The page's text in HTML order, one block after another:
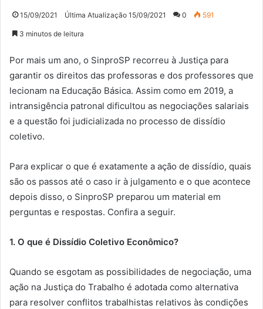
15/09/2021 Última Atualização 15/09/2021 0 591
3 minutos de leitura
Por mais um ano, o SinproSP recorreu à Justiça para
garantir os direitos das professoras e dos professores que
lecionam na Educação Básica. Assim como em 2019, a
intransigência patronal dificultou as negociações salariais
e a questão foi judicializada no processo de dissídio
coletivo.
Para explicar o que é exatamente a ação de dissídio, quais
são os passos até o caso ir à julgamento e o que acontece
depois disso, o SinproSP preparou um material em
perguntas e respostas. Confira a seguir.
1. O que é Dissídio Coletivo Econômico?
Quando se esgotam as possibilidades de negociação, uma
ação na Justiça do Trabalho é adotada como alternativa
para resolver conflitos trabalhistas relativos às condições